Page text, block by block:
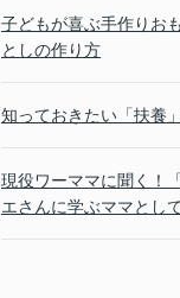
子どもが喜ぶ手作りお
としの作り方
知っておきたい「扶養
現役ワーママに聞く！
エさんに学ぶママとし